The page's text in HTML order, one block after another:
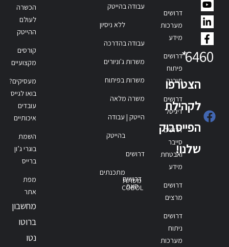
6460
*
הצטרפו
לקהילת
הפייסבוק
שלנו!
דרושים
מערכות
מידע
דרושים
פיתוח
תוכנה
דרושים
דיגיטל
דרושים
סייבר
ואבטחת
מידע
דרושים
מרצים
דרושים
ניתוח
מערכות
עבודה בהייטק
ללא ניסיון
עבודה בהדרכה
משרות ג'וניורים
משרות בפיתוח
משרה מלאה
הייטק | עבודה
בהייטק
דרושים
מתכנתים
דרושים
סאפ
משרות
COBOL
הכשרה
לעולם
ההייטק
קורסים
מקצועיים
מעסיקים?
בואו לגייס
עובדים
איכותיים
השמת
בוגרי ג’ון
ברייס
מפת
אתר
מחשבון
ברוטו
נטו